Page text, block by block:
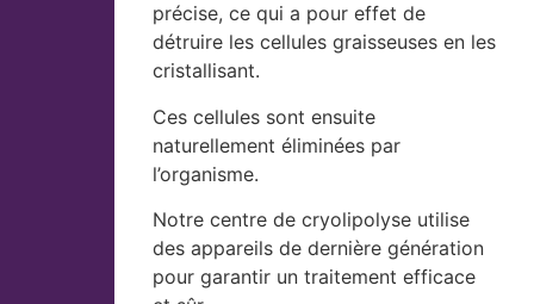
précise, ce qui a pour effet de
détruire les cellules graisseuses en les
cristallisant.
Ces cellules sont ensuite
naturellement éliminées par
l’organisme.
Notre centre de cryolipolyse utilise
des appareils de dernière génération
pour garantir un traitement efficace